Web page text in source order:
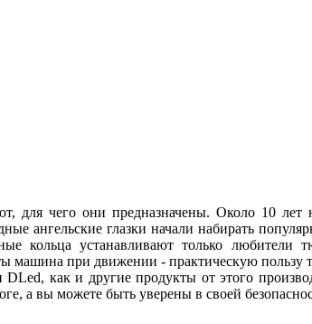
для чего они предназначены. Около 10
ангельские глазки начали набирать
кольца устанавливают только
при движении - практическую пользу
как и другие продукты от этого
а вы можете быть уверены в своей